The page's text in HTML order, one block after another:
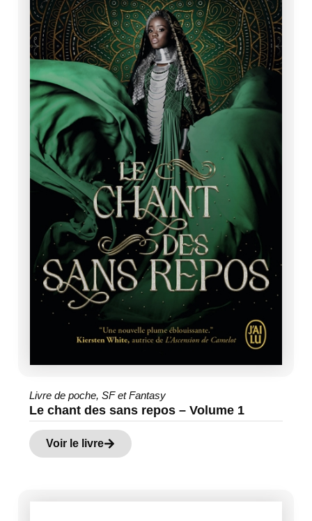
Livre de poche, SF et Fantasy
Le chant des sans repos – Volume 1
Voir le livre